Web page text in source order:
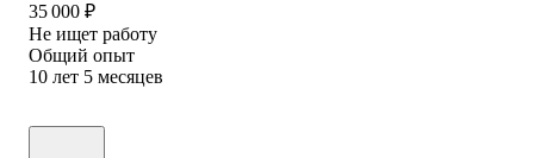
35 000 ₽
Не ищет работу
Общий опыт
10 лет 5 месяцев